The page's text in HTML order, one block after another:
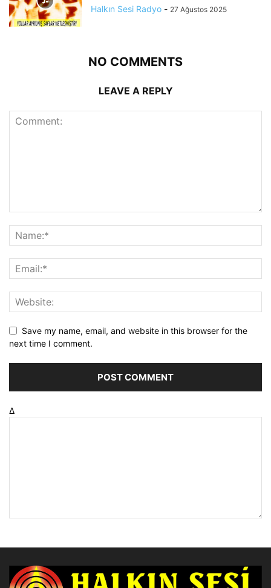
Halkın Sesi Radyo - 27 Ağustos 2025
NO COMMENTS
LEAVE A REPLY
Save my name, email, and website in this browser for the
next time I comment.
Δ